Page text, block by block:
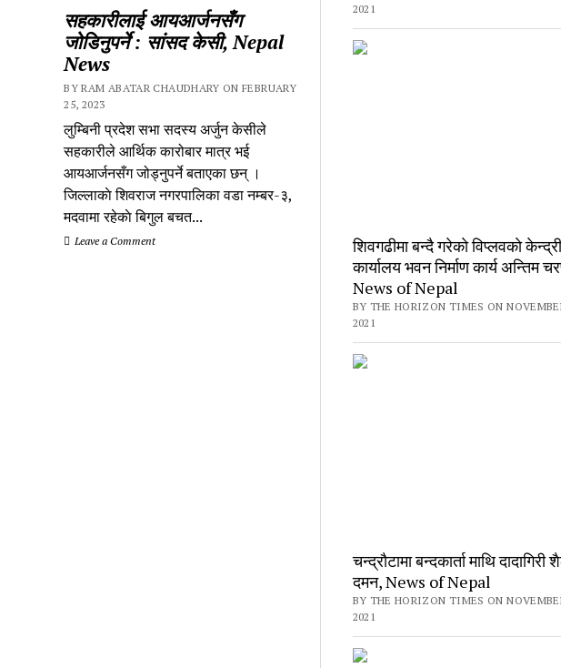
सहकारीलाई आयआर्जनसँग
जोडिनुपर्ने : सांसद केसी, Nepal
News
BY RAM ABATAR CHAUDHARY ON FEBRUARY
25, 2023
लुम्बिनी प्रदेश सभा सदस्य अर्जुन केसीले
सहकारीले आर्थिक कारोबार मात्र भई
आयआर्जनसँग जोड्नुपर्ने बताएका छन् ।
जिल्लाकाे शिवराज नगरपालिका वडा नम्बर-३,
मदवामा रहेकाे बिगुल बचत...
Leave a Comment
2021
शिवगढीमा बन्दै गरेकाे विप्लवकाे
कार्यालय भवन निर्माण कार्य अन्तिम
News of Nepal
BY THE HORIZON TIMES ON
2021
चन्द्राैटामा बन्दकार्ता माथि दादागिरी
दमन, News of Nepal
BY THE HORIZON TIMES ON
2021